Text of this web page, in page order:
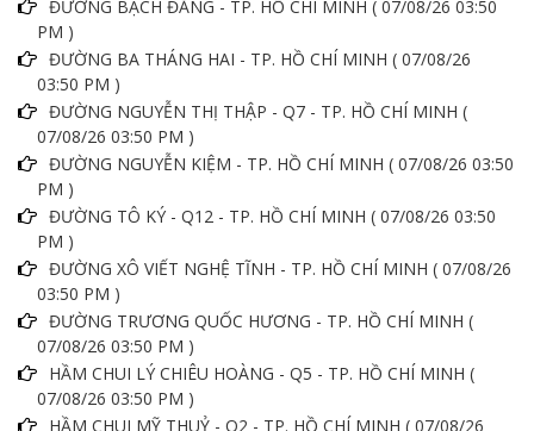
ĐƯỜNG BẠCH ĐẰNG - TP. HỒ CHÍ MINH ( 07/08/26 03:50
PM )
ĐƯỜNG BA THÁNG HAI - TP. HỒ CHÍ MINH ( 07/08/26
03:50 PM )
ĐƯỜNG NGUYỄN THỊ THẬP - Q7 - TP. HỒ CHÍ MINH (
07/08/26 03:50 PM )
ĐƯỜNG NGUYỄN KIỆM - TP. HỒ CHÍ MINH ( 07/08/26 03:50
PM )
ĐƯỜNG TÔ KÝ - Q12 - TP. HỒ CHÍ MINH ( 07/08/26 03:50
PM )
ĐƯỜNG XÔ VIẾT NGHỆ TĨNH - TP. HỒ CHÍ MINH ( 07/08/26
03:50 PM )
ĐƯỜNG TRƯƠNG QUỐC HƯƠNG - TP. HỒ CHÍ MINH (
07/08/26 03:50 PM )
HẦM CHUI LÝ CHIÊU HOÀNG - Q5 - TP. HỒ CHÍ MINH (
07/08/26 03:50 PM )
HẦM CHUI MỸ THUỶ - Q2 - TP. HỒ CHÍ MINH ( 07/08/26